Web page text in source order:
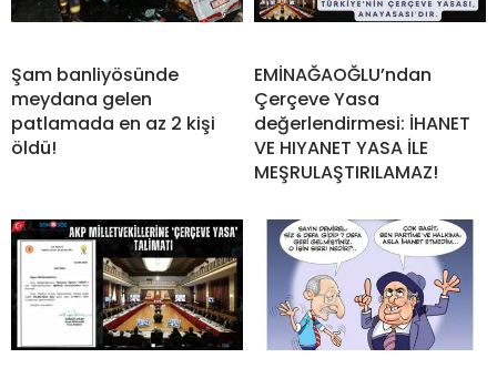
Şam banliyösünde
meydana gelen
patlamada en az 2 kişi
öldü!
EMİNAĞAOĞLU’ndan
Çerçeve Yasa
değerlendirmesi: İHANET
VE HIYANET YASA İLE
MEŞRULAŞTIRILAMAZ!